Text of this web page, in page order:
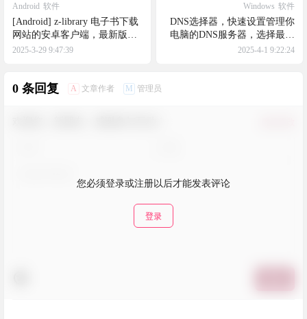
Android 软件
[Android] z-library 电子书下载
网站的安卓客户端，最新版本
1.11.4，无需担心网址变更
2025-3-29 9:47:39
Windows 软件
DNS选择器，快速设置管理你
电脑的DNS服务器，选择最佳
网络DNS
2025-4-1 9:22:24
0 条回复 A 文章作者 M 管理员
您必须登录或注册以后才能发表评论
登录